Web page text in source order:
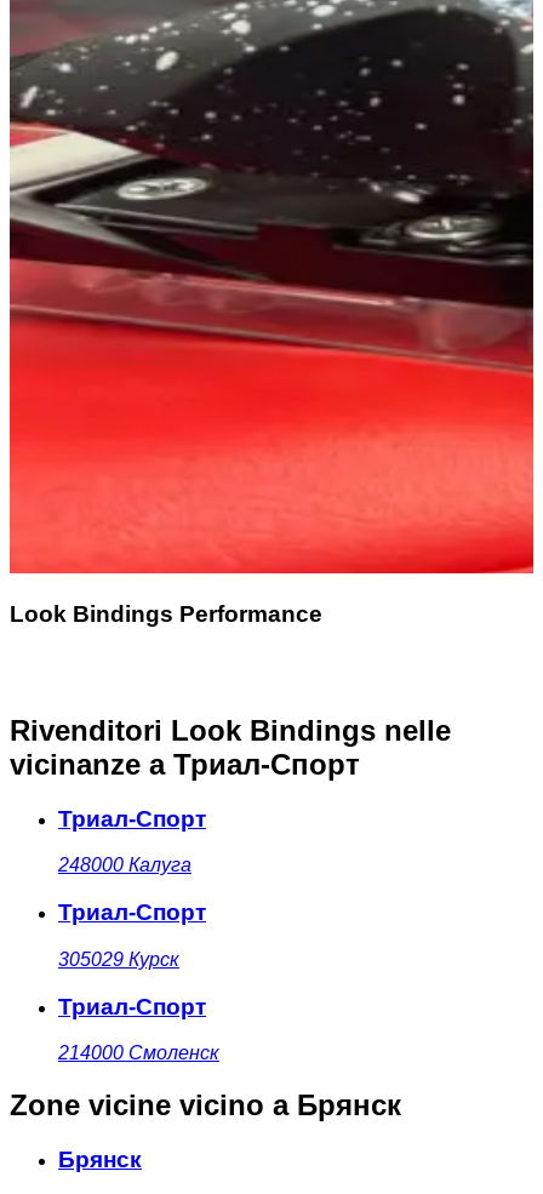
Look Bindings Performance
Rivenditori Look Bindings nelle
vicinanze a Триал-Спорт
Триал-Спорт
248000 Калуга
Триал-Спорт
305029 Курск
Триал-Спорт
214000 Смоленск
Zone vicine vicino a Брянск
Брянск